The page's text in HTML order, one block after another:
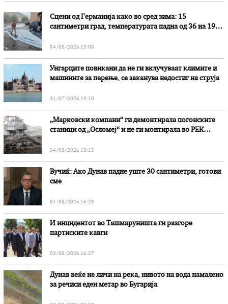
Сцени од Германија како во сред зима: 15
сантиметри град, температурата падна од 36 на 19
04/08/2026 13:08
Унгарците повикани да не ги вклучуваат климите и
машините за перење, се заканува недостиг на струја
31/07/2026 19:10
„Марковски компани“ ги демонтирала погонските
станици од „Осломеј“ и не ги монтирала во РЕК
04/08/2026 15:15
Вучиќ: Ако Дунав падне уште 30 сантиметри, готови
сме
01/08/2026 16:28
И инцидентот во Ташмаруништa ги разгоре
партиските кавги
03/08/2026 16:37
Дунав веќе не личи на река, нивото на вода намалено
за речиси еден метар во Бугарија